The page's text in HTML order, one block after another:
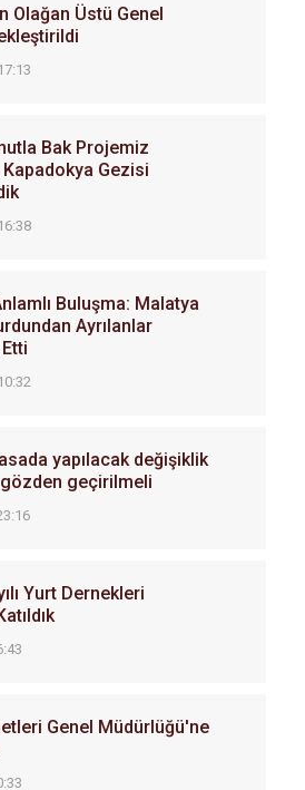
Olağan Üstü Genel
Bak Projemiz
Kapadokya Gezisi
Buluşma: Malatya
Ayrılanlar
yapılacak değişiklik
geçirilmeli
Yurt Dernekleri
Genel Müdürlüğü'ne